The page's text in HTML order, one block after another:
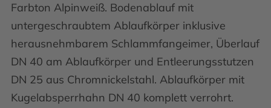
Farbton Alpinweiß. Bodenablauf mit
untergeschraubtem Ablaufkörper inklusive
herausnehmbarem Schlammfangeimer, Überlauf
DN 40 am Ablaufkörper und Entleerungsstutzen
DN 25 aus Chromnickelstahl. Ablaufkörper mit
Kugelabsperrhahn DN 40 komplett verrohrt.